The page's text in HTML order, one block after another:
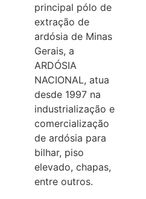
principal pólo de
extração de
ardósia de Minas
Gerais, a
ARDÓSIA
NACIONAL, atua
desde 1997 na
industrialização e
comercialização
de ardósia para
bilhar, piso
elevado, chapas,
entre outros.